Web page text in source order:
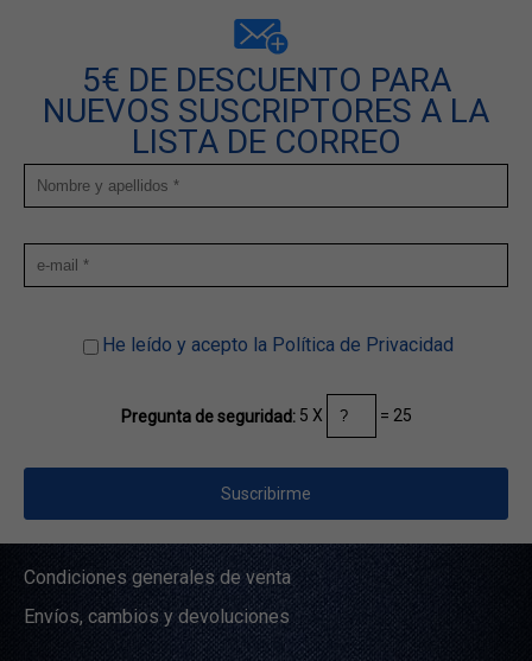
5€ DE DESCUENTO PARA
NUEVOS SUSCRIPTORES A LA
LISTA DE CORREO
He leído y acepto la Política de Privacidad
Pregunta de seguridad: 5 X = 25
Condiciones generales de venta
Envíos, cambios y devoluciones